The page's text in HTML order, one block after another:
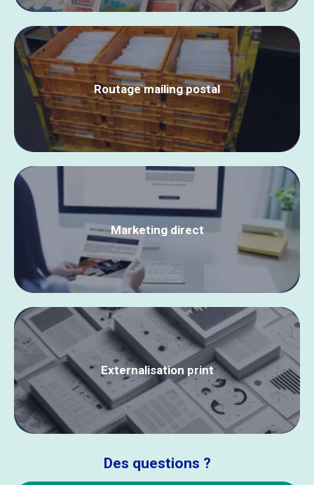
Routage mailing postal
Marketing direct
Externalisation print
Des questions ?